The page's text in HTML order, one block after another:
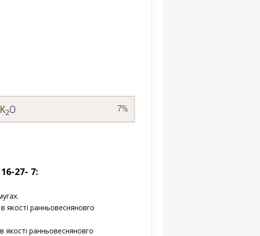
27- 7:
якості ранньовесняновго
якості ранньовесняновго